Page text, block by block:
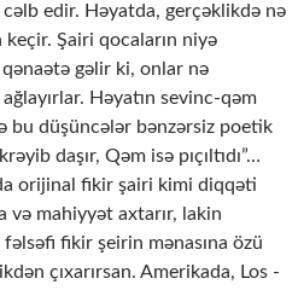
edir. Həyatda, gerçəklikdə nə
Şairi qocaların niyə
gəlir ki, onlar nə
Həyatın sevinc-qəm
bu düşüncələr bənzərsiz poetik
daşır, Qəm isə pıçıltıdı”…
orijinal fikir şairi kimi diqqəti
və mahiyyət axtarır, lakin
fikir şeirin mənasına özü
çıxarırsan. Amerikada, Los -